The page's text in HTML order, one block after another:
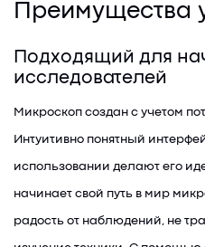
Преимущества
Подходящий для
исследователей
Микроскоп создан с учетом
Интуитивно понятный
использовании делают его
начинает свой путь в мир
радость от наблюдений, не